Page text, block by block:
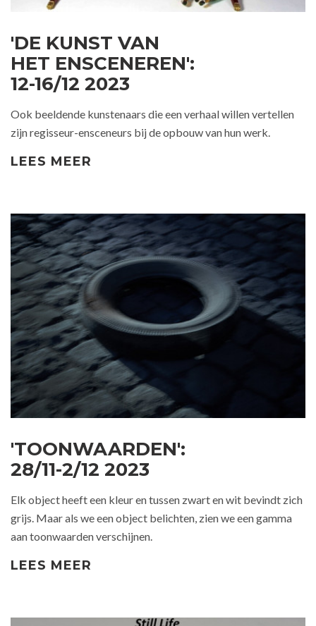
'DE KUNST VAN
HET ENSCENEREN':
12-16/12 2023
Ook beeldende kunstenaars die een verhaal willen vertellen
zijn regisseur-ensceneurs bij de opbouw van hun werk.
LEES MEER
'TOONWAARDEN':
28/11-2/12 2023
Elk object heeft een kleur en tussen zwart en wit bevindt zich
grijs. Maar als we een object belichten, zien we een gamma
aan toonwaarden verschijnen.
LEES MEER